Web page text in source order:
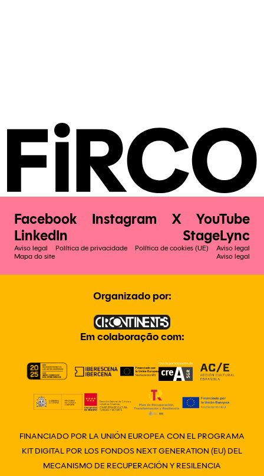
Facebook Instagram X
YouTube
LinkedIn
StageLync
Aviso legal Política de privacidade Política de cookies (UE)
Aviso legal
Mapa do site
Aviso legal
Organizado por:
Em colaboração com:
FINANCIADO POR LA UNIÓN EUROPEA CON EL PROGRAMA
KIT DIGITAL POR LOS FONDOS NEXT GENERATION (EU) DEL
MECANISMO DE RECUPERACIÓN Y RESILENCIA